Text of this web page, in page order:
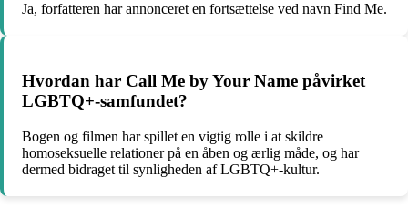
Ja, forfatteren har annonceret en fortsættelse ved navn Find Me.
Hvordan har Call Me by Your Name påvirket
LGBTQ+-samfundet?
Bogen og filmen har spillet en vigtig rolle i at skildre
homoseksuelle relationer på en åben og ærlig måde, og har
dermed bidraget til synligheden af LGBTQ+-kultur.